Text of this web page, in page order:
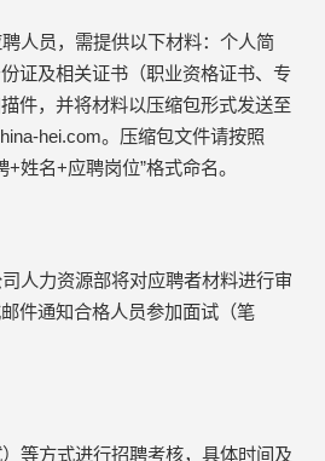
人员，需提供以下材料：个人简
证及相关证书（职业资格证书、专
件，并将材料以压缩包形式发送至
hei.com。压缩包文件请按照
姓名+应聘岗位”格式命名。
人力资源部将对应聘者材料进行审
件通知合格人员参加面试（笔
等方式进行招聘考核，具体时间及